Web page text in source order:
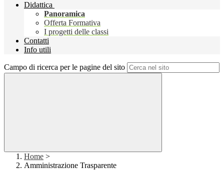
Didattica
Panoramica
Offerta Formativa
I progetti delle classi
Contatti
Info utili
Campo di ricerca per le pagine del sito
Home >
Amministrazione Trasparente